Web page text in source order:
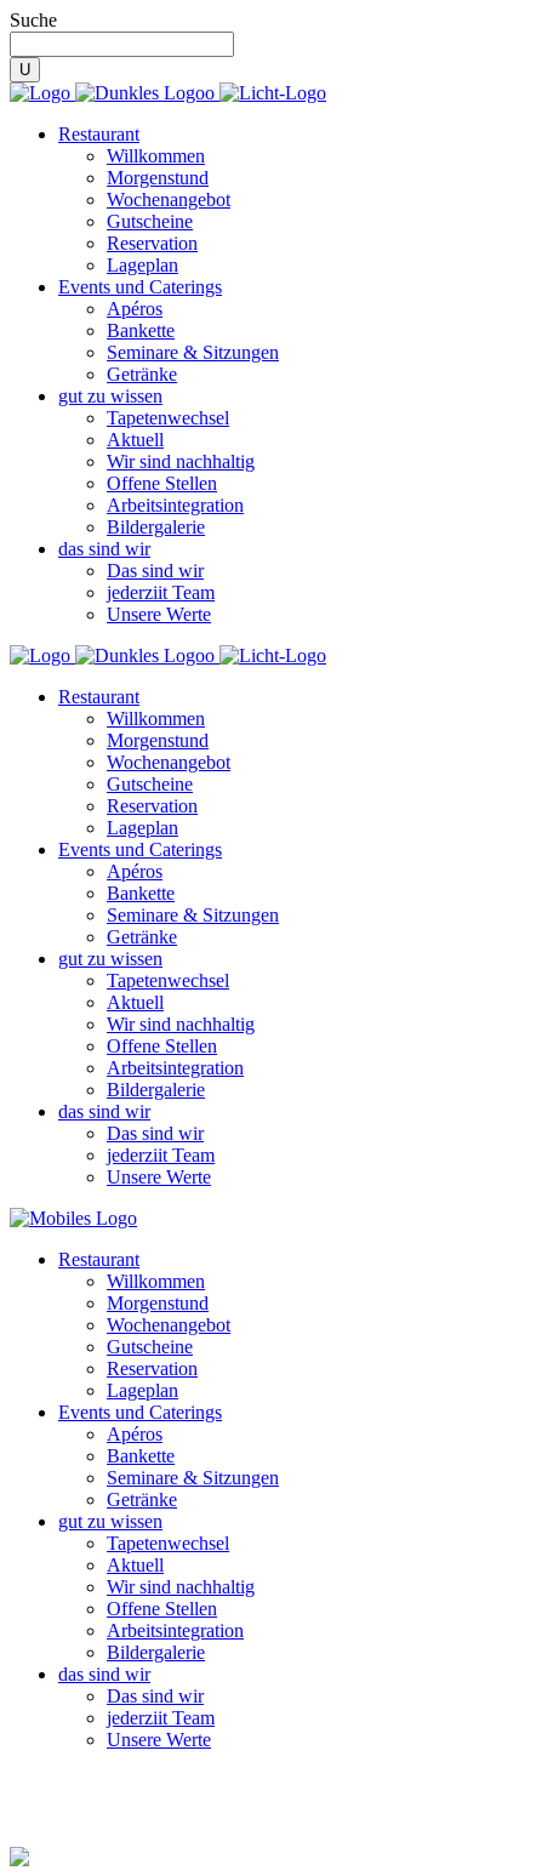
Suche
Restaurant
Willkommen
Morgenstund
Wochenangebot
Gutscheine
Reservation
Lageplan
Events und Caterings
Apéros
Bankette
Seminare & Sitzungen
Getränke
gut zu wissen
Tapetenwechsel
Aktuell
Wir sind nachhaltig
Offene Stellen
Arbeitsintegration
Bildergalerie
das sind wir
Das sind wir
jederziit Team
Unsere Werte
Restaurant
Willkommen
Morgenstund
Wochenangebot
Gutscheine
Reservation
Lageplan
Events und Caterings
Apéros
Bankette
Seminare & Sitzungen
Getränke
gut zu wissen
Tapetenwechsel
Aktuell
Wir sind nachhaltig
Offene Stellen
Arbeitsintegration
Bildergalerie
das sind wir
Das sind wir
jederziit Team
Unsere Werte
Restaurant
Willkommen
Morgenstund
Wochenangebot
Gutscheine
Reservation
Lageplan
Events und Caterings
Apéros
Bankette
Seminare & Sitzungen
Getränke
gut zu wissen
Tapetenwechsel
Aktuell
Wir sind nachhaltig
Offene Stellen
Arbeitsintegration
Bildergalerie
das sind wir
Das sind wir
jederziit Team
Unsere Werte